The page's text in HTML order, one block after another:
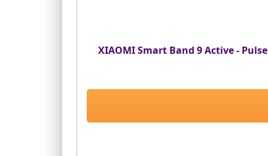
XIAOMI Smart Band 9 Active -